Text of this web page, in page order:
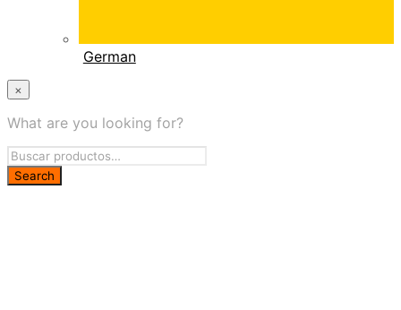
German
×
What are you looking for?